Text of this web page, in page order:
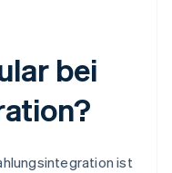
bei
ist